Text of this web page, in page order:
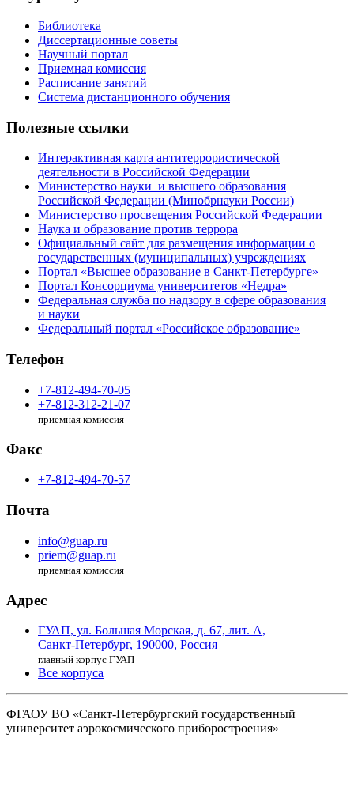
Библиотека
Диссертационные советы
Научный портал
Приемная комиссия
Расписание занятий
Система дистанционного обучения
Полезные ссылки
Интерактивная карта антитеррористической
деятельности в Российской Федерации
Министерство науки и высшего образования
Российской Федерации (Минобрнауки России)
Министерство просвещения Российской Федерации
Наука и образование против террора
Официальный сайт для размещения информации о
государственных (муниципальных) учреждениях
Портал «Высшее образование в Санкт-Петербурге»
Портал Консорциума университетов «Недра»
Федеральная служба по надзору в сфере образования
и науки
Федеральный портал «Российское образование»
Телефон
+7-812-494-70-05
+7-812-312-21-07
приемная комиссия
Факс
+7-812-494-70-57
Почта
info@guap.ru
priem@guap.ru
приемная комиссия
Адрес
ГУАП, ул. Большая Морская, д. 67, лит. А,
Санкт-Петербург, 190000, Россия
главный корпус ГУАП
Все корпуса
ФГАОУ ВО «Санкт-Петербургский государственный
университет аэрокосмического приборостроения»